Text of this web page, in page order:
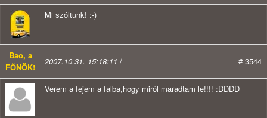
Mi szóltunk! :-)
Bao, a
FŐNÖK!
2007.10.31. 15:18:11 / # 3544
Verem a fejem a falba,hogy miről maradtam le!!!! :DDDD